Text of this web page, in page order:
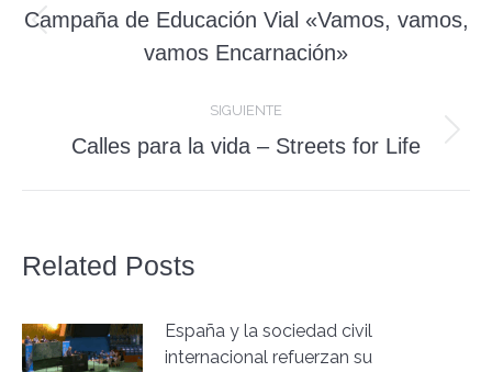
entre
publicaciones
Publicación
anterior:
Campaña de Educación Vial «Vamos, vamos,
vamos Encarnación»
SIGUIENTE
Publicación
Calles para la vida – Streets for Life
Related Posts
España y la sociedad civil
internacional refuerzan su